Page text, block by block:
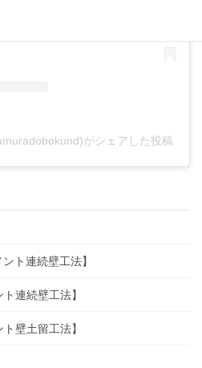
がシェアした投稿
ト連続壁工法】
連続壁工法】
壁土留工法】